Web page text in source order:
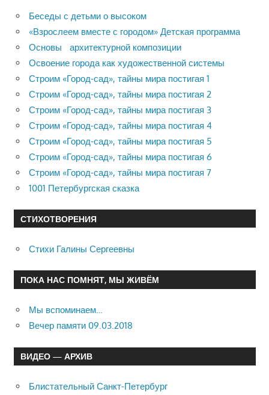
Беседы с детьми о высоком
«Взрослеем вместе с городом» Детская программа
Основы архитектурной композиции
Освоение города как художественной системы
Строим «Город-сад», тайны мира постигая 1
Строим «Город-сад», тайны мира постигая 2
Строим «Город-сад», тайны мира постигая 3
Строим «Город-сад», тайны мира постигая 4
Строим «Город-сад», тайны мира постигая 5
Строим «Город-сад», тайны мира постигая 6
Строим «Город-сад», тайны мира постигая 7
1001 Петербургская сказка
СТИХОТВОРЕНИЯ
Стихи Галины Сергеевны
ПОКА НАС ПОМНЯТ, МЫ ЖИВЁМ
Мы вспоминаем…
Вечер памяти 09.03.2018
ВИДЕО — АРХИВ
Блистательный Санкт-Петербург